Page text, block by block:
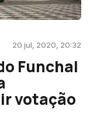
20 jul, 2020, 20:32
Funchal
votação